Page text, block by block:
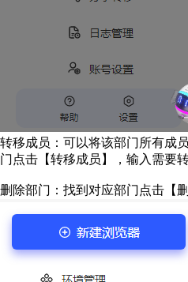
转移成员：可以将该部门所有成
门点击【转移成员】，输入需要
删除部门：找到对应部门点击【